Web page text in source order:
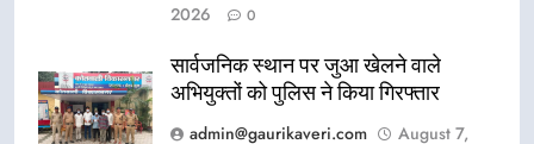
2026
0
सार्वजनिक स्थान पर जुआ खेलने वाले
अभियुक्तों को पुलिस ने किया गिरफ्तार
admin@gaurikaveri.com
August 7,